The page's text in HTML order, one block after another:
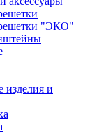
"ЭКО"
изделия и